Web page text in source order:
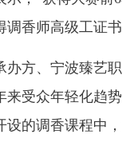
调香师高级工证
办方、宁波臻艺
来受众年轻化趋
设的调香课程中